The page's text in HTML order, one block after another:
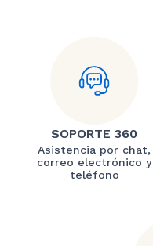
SOPORTE 360
Asistencia por chat,
correo electrónico y
teléfono